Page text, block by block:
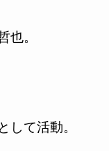
也。
して活動。